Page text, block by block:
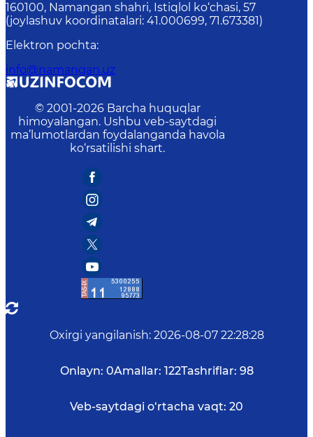
160100, Nаmаngаn shаhri, Istiqlol ko‘chаsi, 57
(joylashuv koordinatalari: 41.000699, 71.673381)
Elektron pochta:
info@namangan.uz
© 2001-2026 Barcha huquqlar
himoyalangan. Ushbu veb-saytdagi
ma’lumotlardan foydalanganda havola
ko‘rsatilishi shart.
Oxirgi yangilanish: 2026-08-07 22:28:28
Onlayn: 0Amallar: 122Tashriflar: 98
Veb-saytdagi o‘rtacha vaqt: 20